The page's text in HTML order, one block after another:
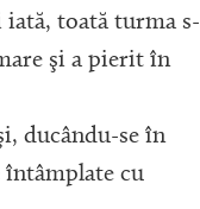
toată turma s-
şi a pierit în
ducându-se în
întâmplate cu